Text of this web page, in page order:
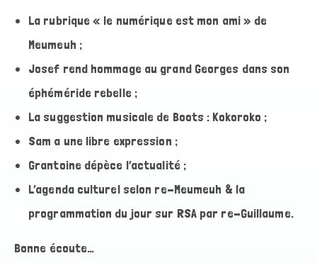
La rubrique « le numérique est mon ami » de
Meumeuh ;
Josef rend hommage au grand Georges dans son
éphéméride rebelle ;
La suggestion musicale de Boots : Kokoroko ;
Sam a une libre expression ;
Grantoine dépèce l’actualité ;
L’agenda culturel selon re-Meumeuh & la
programmation du jour sur RSA par re-Guillaume.
Bonne écoute…